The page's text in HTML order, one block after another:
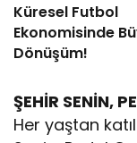
Küresel Futbol
Ekonomisinde
Dönüşüm!
ŞEHİR SENİN,
Her yaştan